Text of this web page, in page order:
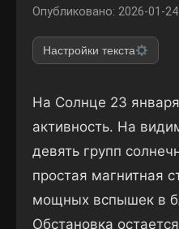
Опубликовано: 2026-01-24
Настройки текста
На Солнце 23
активность. На
девять групп
простая магнитная
мощных вспышек в
Обстановка